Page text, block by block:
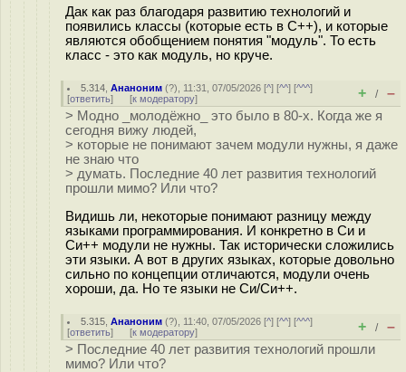
Дак как раз благодаря развитию технологий и
появились классы (которые есть в C++), и которые
являются обобщением понятия "модуль". То есть
класс - это как модуль, но круче.
5.314 ,Ананоним (?), 11:31, 07/05/2026 [^] [^^] [^^^]
[ответить] [к модератору] + / –
> Модно _молодёжно_ это было в 80-х. Когда же я
сегодня вижу людей,
> которые не понимают зачем модули нужны, я даже
не знаю что
> думать. Последние 40 лет развития технологий
прошли мимо? Или что?
Видишь ли, некоторые понимают разницу между
языками программирования. И конкретно в Си и
Си++ модули не нужны. Так исторически сложились
эти языки. А вот в других языках, которые довольно
сильно по концепции отличаются, модули очень
хороши, да. Но те языки не Си/Си++.
5.315 ,Ананоним (?), 11:40, 07/05/2026 [^] [^^] [^^^]
[ответить] [к модератору] + / –
> Последние 40 лет развития технологий прошли
мимо? Или что?